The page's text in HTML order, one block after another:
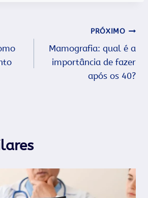
PRÓXIMO
Mamografia: qual é a
importância de fazer
após os 40?